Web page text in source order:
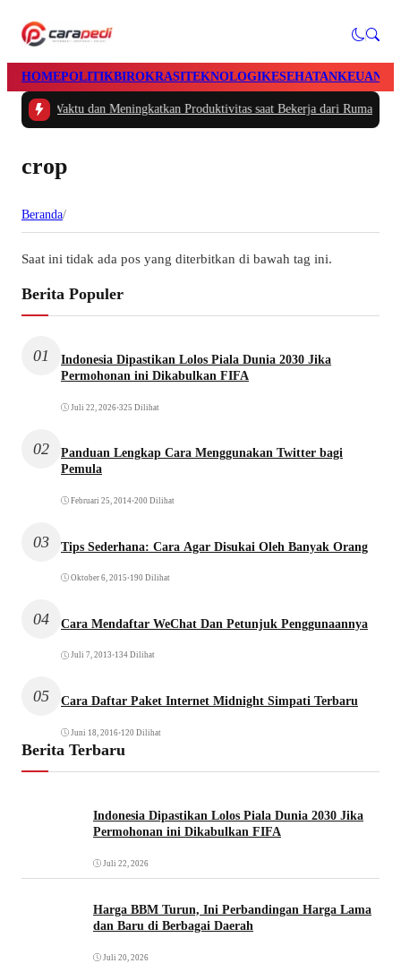
HOMEPOLITIKBIROKRASITEKNOLOGIKESEHATAN
Waktu dan Meningkatkan Produktivitas saat Bekerja dari Rumah
crop
Beranda/
Saat ini tidak ada pos yang diterbitkan di bawah tag ini.
Berita Populer
01
Indonesia Dipastikan Lolos Piala Dunia 2030 Jika
Permohonan ini Dikabulkan FIFA
Juli 22, 2026•325 Dilihat
02
Panduan Lengkap Cara Menggunakan Twitter bagi
Pemula
Februari 25, 2014•200 Dilihat
03 Tips Sederhana: Cara Agar Disukai Oleh Banyak Orang
Oktober 6, 2015 •190 Dilihat
04 Cara Mendaftar WeChat Dan Petunjuk Penggunaannya
Juli 7, 2013 •134 Dilihat
05 Cara Daftar Paket Internet Midnight Simpati Terbaru
Juni 18, 2016•120 Dilihat
Berita Terbaru
Indonesia Dipastikan Lolos Piala Dunia 2030 Jika
Permohonan ini Dikabulkan FIFA
Juli 22, 2026
Harga BBM Turun, Ini Perbandingan Harga Lama
dan Baru di Berbagai Daerah
Juli 20, 2026